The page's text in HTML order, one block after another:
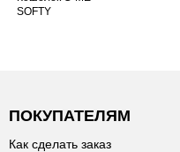
SOFTY
ПОКУПАТЕЛЯМ
Как сделать заказ